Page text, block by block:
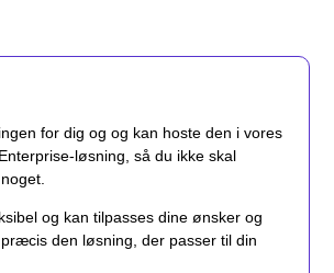
for dig og og kan hoste den i vores
løsning, så du ikke skal
og kan tilpasses dine ønsker og
den løsning, der passer til din